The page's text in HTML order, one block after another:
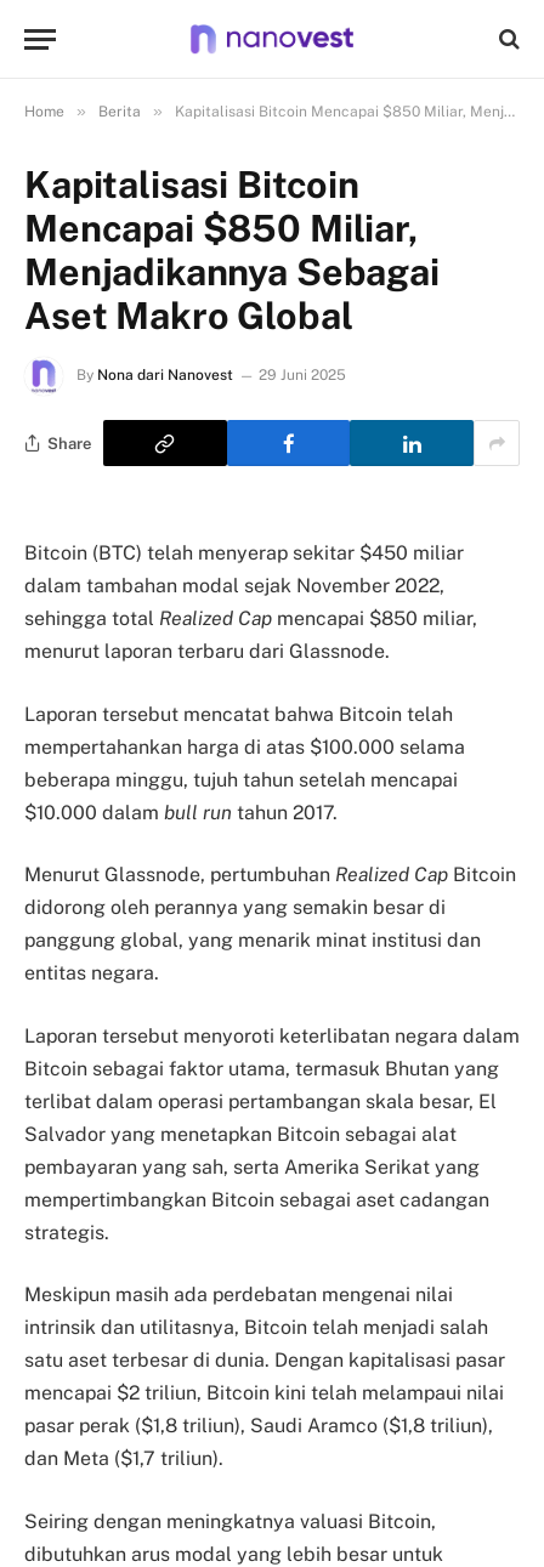
Home » Berita » Kapitalisasi Bitcoin Mencapai $850 Miliar, Menjadikannya Sebagai Aset Makro Global
Kapitalisasi Bitcoin
Mencapai $850 Miliar,
Menjadikannya Sebagai
Aset Makro Global
By Nona dari Nanovest 29 Juni 2025
Share
Bitcoin (BTC) telah menyerap sekitar $450 miliar
dalam tambahan modal sejak November 2022,
sehingga total Realized Cap mencapai $850 miliar,
menurut laporan terbaru dari Glassnode.
Laporan tersebut mencatat bahwa Bitcoin telah
mempertahankan harga di atas $100.000 selama
beberapa minggu, tujuh tahun setelah mencapai
$10.000 dalam bull run tahun 2017.
Menurut Glassnode, pertumbuhan Realized Cap Bitcoin
didorong oleh perannya yang semakin besar di
panggung global, yang menarik minat institusi dan
entitas negara.
Laporan tersebut menyoroti keterlibatan negara dalam
Bitcoin sebagai faktor utama, termasuk Bhutan yang
terlibat dalam operasi pertambangan skala besar, El
Salvador yang menetapkan Bitcoin sebagai alat
pembayaran yang sah, serta Amerika Serikat yang
mempertimbangkan Bitcoin sebagai aset cadangan
strategis.
Meskipun masih ada perdebatan mengenai nilai
intrinsik dan utilitasnya, Bitcoin telah menjadi salah
satu aset terbesar di dunia. Dengan kapitalisasi pasar
mencapai $2 triliun, Bitcoin kini telah melampaui nilai
pasar perak ($1,8 triliun), Saudi Aramco ($1,8 triliun),
dan Meta ($1,7 triliun).
Seiring dengan meningkatnya valuasi Bitcoin,
dibutuhkan arus modal yang lebih besar untuk